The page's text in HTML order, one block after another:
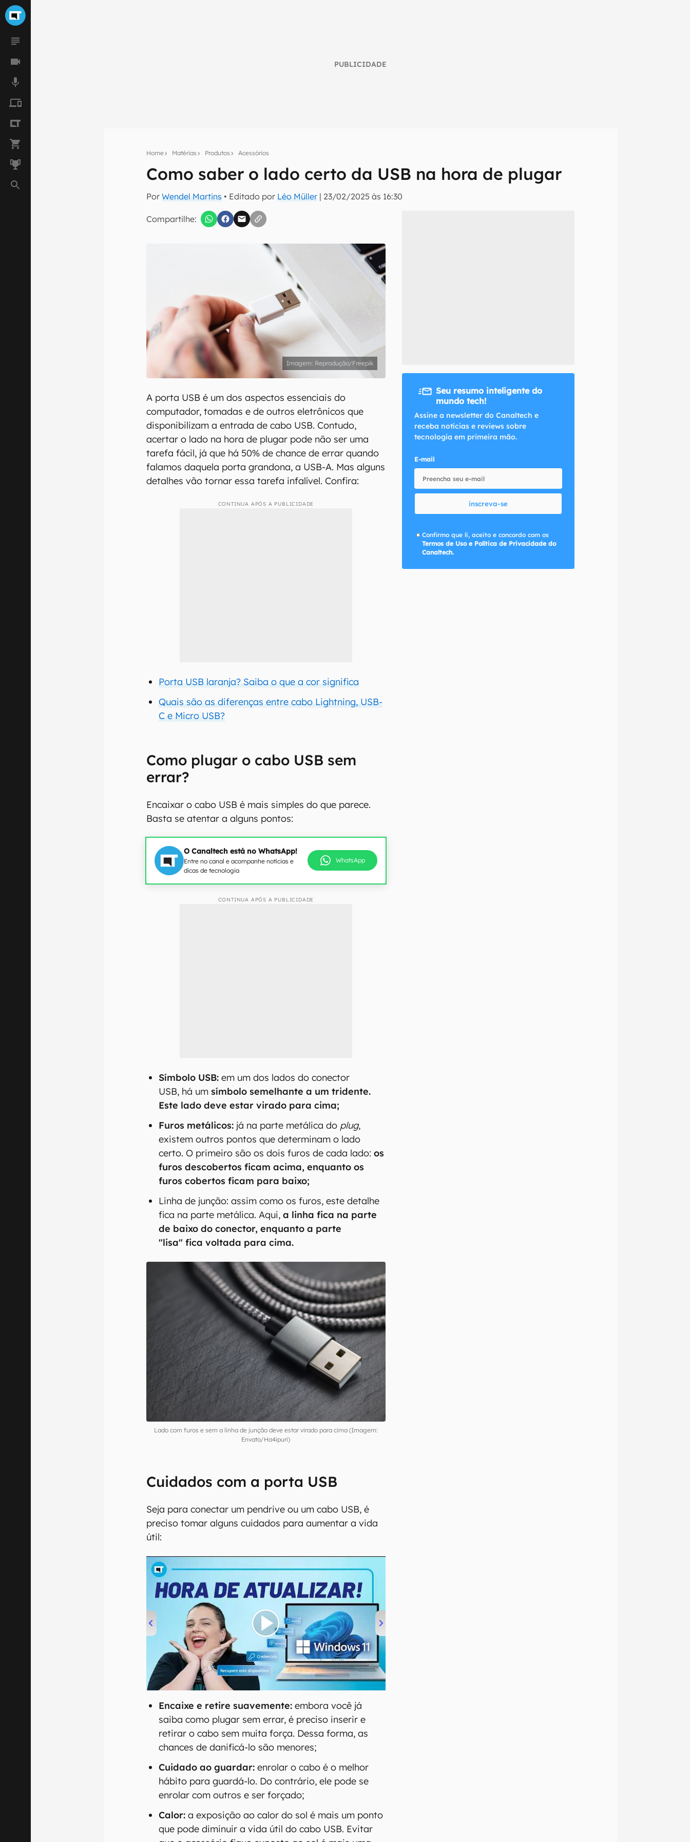
PUBLICIDADE
Home Matérias Produtos Acessórios
Como saber o lado certo da USB na hora de plugar
PorWendel Martins • Editado por Léo Müller | 23/02/2025 às 16:30
Compartilhe:
Seu resumo inteligente do mundo tech!
Assine a newsletter do Canaltech e receba notícias e reviews sobre tecnologia em primeira
Confirmo que li, aceito e concordo com os Termos de Uso e Política de Privacidade do Canaltech.
Reprodução/Freepik
A porta USB é um dos aspectos essenciais do
computador, tomadas e de outros eletrônicos que
disponibilizam a entrada de cabo USB. Contudo,
acertar o lado na hora de plugar pode não ser uma
tarefa fácil, já que há 50% de chance de errar quando
falamos daquela porta grandona, a USB-A. Mas alguns
detalhes vão tornar essa tarefa infalível. Confira:
CONTINUA APÓS A PUBLICIDADE
Porta USB laranja? Saiba o que a cor significa
Quais são as diferenças entre cabo Lightning, USB-
C e Micro USB?
Como plugar o cabo USB sem
errar?
Encaixar o cabo USB é mais simples do que parece.
Basta se atentar a alguns pontos:
O Canaltech está no WhatsApp!
Entre no canal e acompanhe notícias e
dicas de tecnologia
WhatsApp
CONTINUA APÓS A PUBLICIDADE
Símbolo USB: em um dos lados do conector
USB, há umsímbolo semelhante a um tridente.
Este lado deve estar virado para cima;
Furos metálicos: já na parte metálica do plug,
existem outros pontos que determinam o lado
certo. O primeiro são os dois furos de cada lado:os
furos descobertos ficam acima, enquanto os
furos cobertos ficam para baixo;
Linha de junção: assim como os furos, este detalhe
fica na parte metálica. Aqui,a linha fica na parte
de baixo do conector, enquanto a parte
"lisa" fica voltada para cima.
Lado com furos e sem a linha de junção deve estar virado para cima (Imagem:
Envato/Ha4ipuri)
Cuidados com a porta USB
Seja para conectar um pendrive ou um cabo USB, é
preciso tomar alguns cuidados para aumentar a vida
útil:
00:00/04:52
Encaixe e retire suavemente: embora você já
saiba como plugar sem errar, é preciso inserir e
retirar o cabo sem muita força. Dessa forma, as
chances de danificá-lo são menores;
Cuidado ao guardar: enrolar o cabo é o melhor
hábito para guardá-lo. Do contrário, ele pode se
enrolar com outros e ser forçado;
Calor: a exposição ao calor do sol é mais um ponto
que pode diminuir a vida útil do cabo USB. Evitar
Seu resumo inteligente do
mundo tech!
Assine a newsletter do Canaltech e
receba notícias e reviews sobre
tecnologia em primeira mão.
E-mail
inscreva-se
Confirmo que li, aceito e concordo com os
Termos de Uso e Política de Privacidade do
Canaltech.